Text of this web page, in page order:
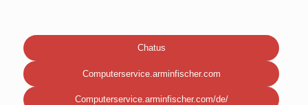
Chatus
Computerservice.arminfischer.com
Computerservice.arminfischer.com/de/